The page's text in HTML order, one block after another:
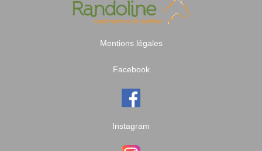
Mentions légales
Facebook
Instagram